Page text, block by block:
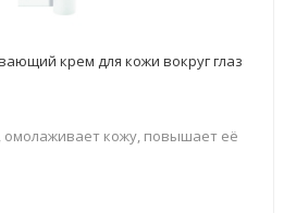
крем для кожи вокруг глаз
кожу, повышает её